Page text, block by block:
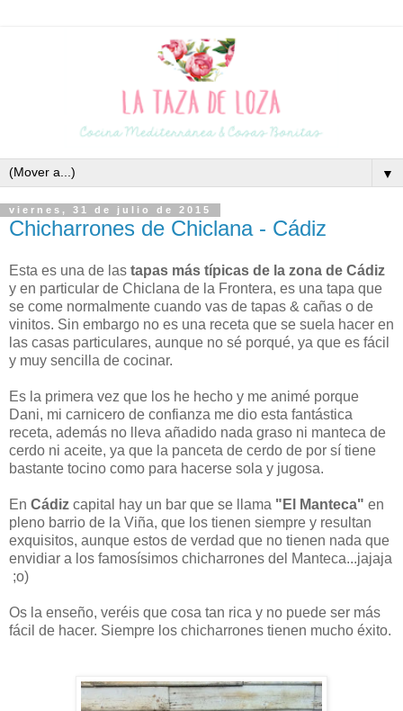
▼
viernes, 31 de julio de 2015
Chicharrones de Chiclana - Cádiz
Esta es una de las tapas más típicas de la zona de Cádiz
y en particular de Chiclana de la Frontera, es una tapa que
se come normalmente cuando vas de tapas & cañas o de
vinitos. Sin embargo no es una receta que se suela hacer en
las casas particulares, aunque no sé porqué, ya que es fácil
y muy sencilla de cocinar.
Es la primera vez que los he hecho y me animé porque
Dani, mi carnicero de confianza me dio esta fantástica
receta, además no lleva añadido nada graso ni manteca de
cerdo ni aceite, ya que la panceta de cerdo de por sí tiene
bastante tocino como para hacerse sola y jugosa.
En Cádiz capital hay un bar que se llama "El Manteca" en
pleno barrio de la Viña, que los tienen siempre y resultan
exquisitos, aunque estos de verdad que no tienen nada que
envidiar a los famosísimos chicharrones del Manteca...jajaja
;o)
Os la enseño, veréis que cosa tan rica y no puede ser más
fácil de hacer. Siempre los chicharrones tienen mucho éxito.